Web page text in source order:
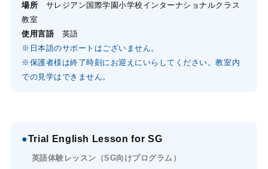
場所 サレジアン国際学園小学校インターナショナルクラス
教室
使用言語英語
※日本語のサポートはございません。
※保護者様は終了時刻にお迎えにいらしてください。教室内
での見学はできません。
●Trial English Lesson for SG
英語体験レッスン（SG向けプログラム）